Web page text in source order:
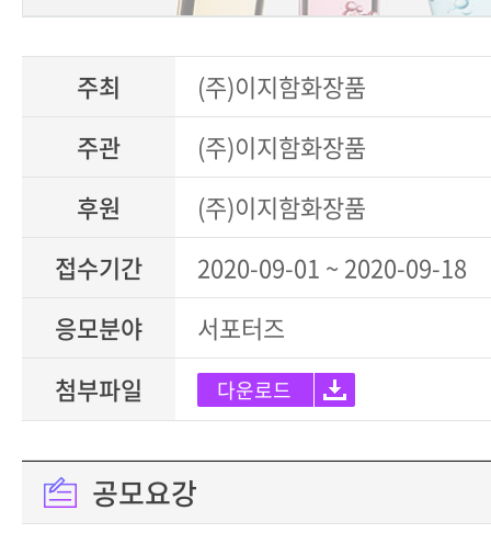
주최
(주)이지함화장품
주관
(주)이지함화장품
후원
(주)이지함화장품
접수기간
2020-09-01 ~ 2020-09-18
응모분야
서포터즈
첨부파일
다운로드
공모요강